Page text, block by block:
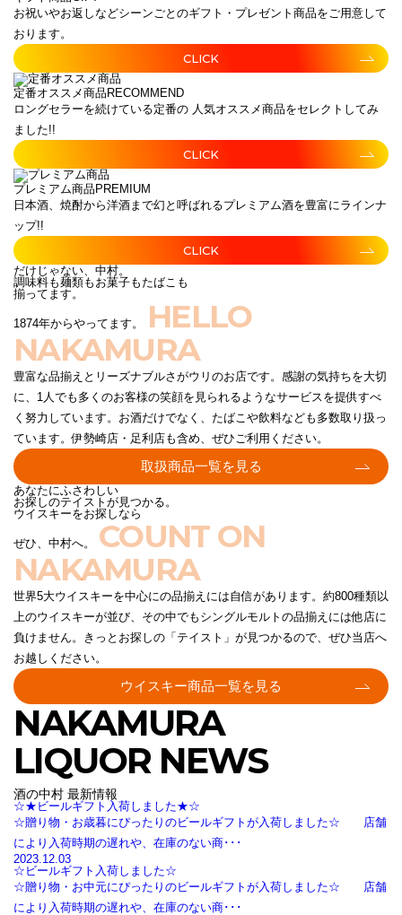
お祝いやお返しなどシーンごとのギフト・プレゼント商品をご用意して
おります。
CLICK
定番オススメ商品 RECOMMEND
ロングセラーを続けている定番の 人気オススメ商品をセレクトしてみ
ました!!
CLICK
プレミアム商品 PREMIUM
日本酒、焼酎から洋酒まで幻と呼ばれるプレミアム酒を豊富にラインナ
ップ!!
CLICK
だけじゃない、中村。
調味料も麺類もお菓子もたばこも
揃ってます。
1874年からやってます。
HELLO
NAKAMURA
豊富な品揃えとリーズナブルさがウリのお店です。感謝の気持ちを大切
に、1人でも多くのお客様の笑顔を見られるようなサービスを提供すべ
く努力しています。お酒だけでなく、たばこや飲料なども多数取り扱っ
ています。伊勢崎店・足利店も含め、ぜひご利用ください。
取扱商品一覧を見る
あなたにふさわしい
お探しのテイストが見つかる。
ウイスキーをお探しなら
ぜひ、中村へ。 COUNT ON
NAKAMURA
世界5大ウイスキーを中心にの品揃えには自信があります。約800種類以
上のウイスキーが並び、その中でもシングルモルトの品揃えには他店に
負けません。きっとお探しの「テイスト」が見つかるので、ぜひ当店へ
お越しください。
ウイスキー商品一覧を見る
NAKAMURA
LIQUOR NEWS
酒の中村 最新情報
☆★ビールギフト入荷しました★☆
☆贈り物・お歳暮にぴったりのビールギフトが入荷しました☆ 店舗
により入荷時期の遅れや、在庫のない商･･･
2023.12.03
☆ビールギフト入荷しました☆
☆贈り物・お中元にぴったりのビールギフトが入荷しました☆ 店舗
により入荷時期の遅れや、在庫のない商･･･